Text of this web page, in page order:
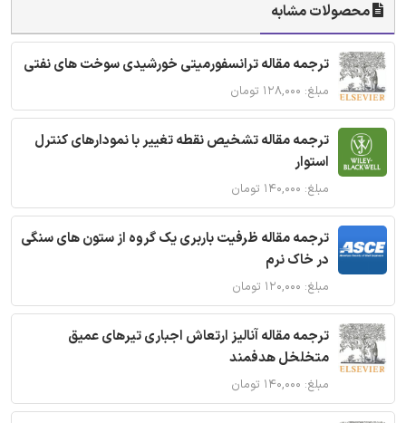
محصولات مشابه
ترجمه مقاله ترانسفورمیتی خورشیدی سوخت های نفتی
مبلغ: ۱۲۸,۰۰۰ تومان
ترجمه مقاله تشخیص نقطه تغییر با نمودارهای کنترل
استوار
مبلغ: ۱۴۰,۰۰۰ تومان
ترجمه مقاله ظرفیت باربری یک گروه از ستون های سنگی
در خاک نرم
مبلغ: ۱۲۰,۰۰۰ تومان
ترجمه مقاله آنالیز ارتعاش اجباری تیرهای عمیق
متخلخل هدفمند
مبلغ: ۱۴۰,۰۰۰ تومان